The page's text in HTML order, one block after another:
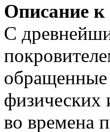
Описание к
С
обращенные
физических
во времена